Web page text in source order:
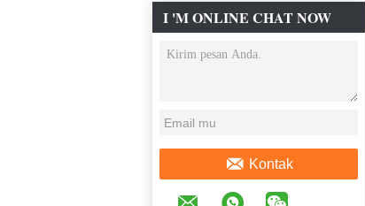
I 'M ONLINE CHAT NOW
Kontak